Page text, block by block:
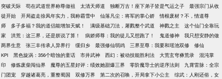
突破天际
苟在武道世界称尊做祖 太清天师道 独断万古！座下弟子皆是气运之子
最强宗门从收
徒开始
开局盗走徐凤年实力，我称霸雪中 仙落凡尘：将军的掌心娇
情根废材？不，情道尊
师
多子多福？我的道侣能增加天赋！ 满级基础刀法，屠戮整个武道 神戮之主
这个仙门全靠玩
家
洪荒：这三界，还是朕说了算！ 病娇师尊：我的徒儿又想跑了！ 鬼道修神
我只想安静的做
两界生意
张三丰传承人异界行 缓归乡 最强修仙弱鸡 三界至尊：我要和瑶池双修
修仙
KPI
黑色旋涡：356个暗蚀的童话 市井武神 西幻：被动技能胜利法 大荒玄穹彝荒录
混沌掌
印
修炼废柴闯仙界 魔尊的五星好评：绩效她甜爆三界 零阶魔导士的逆序法则
九霄雷脉：全宗
门团宠
穿越诸葛亮，重整蜀国 双修万界 第二次的召唤，开局拿下小公主
综武：人刚还俗，女